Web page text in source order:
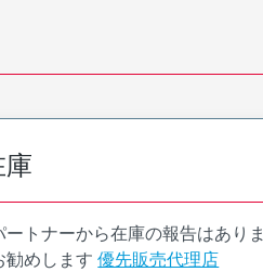
トナーから在庫の報告はありま
勧めします 優先販売代理店